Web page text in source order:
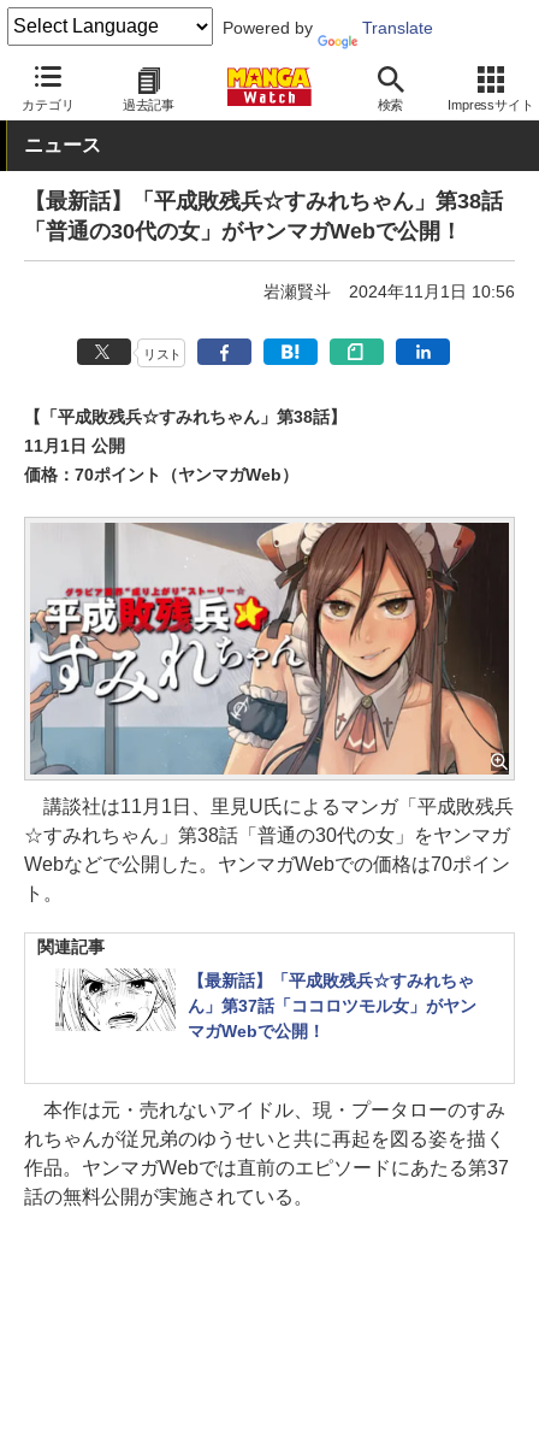
Powered by Translate
カテゴリ 過去記事 検索 Impressサイト
MANGA Watch Web/アプリ ヤンマガWeb
ニュース
【最新話】「平成敗残兵☆すみれちゃん」第38話
「普通の30代の女」がヤンマガWebで公開！
岩瀬賢斗 2024年11月1日 10:56
リスト
【「平成敗残兵☆すみれちゃん」第38話】
11月1日 公開
価格：70ポイント（ヤンマガWeb）
講談社は11月1日、里見U氏によるマンガ「平成敗残兵
☆すみれちゃん」第38話「普通の30代の女」をヤンマガ
Webなどで公開した。ヤンマガWebでの価格は70ポイン
ト。
関連記事
【最新話】「平成敗残兵☆すみれちゃ
ん」第37話「ココロツモル女」がヤン
マガWebで公開！
本作は元・売れないアイドル、現・プータローのすみ
れちゃんが従兄弟のゆうせいと共に再起を図る姿を描く
作品。ヤンマガWebでは直前のエピソードにあたる第37
話の無料公開が実施されている。